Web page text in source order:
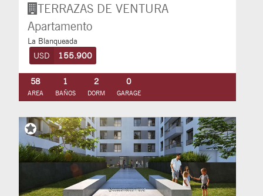
TERRAZAS DE VENTURA
Apartamento
La Blanqueada
USD 155.900
58
AREA
1
BAÑOS
2
DORM
0
GARAGE